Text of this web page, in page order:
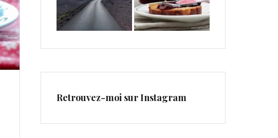
Retrouvez-moi sur Instagram